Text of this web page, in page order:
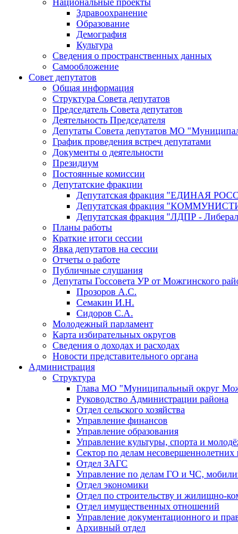
Здравоохранение
Образование
Демография
Культура
Сведения о пространственных данных
Самообложение
Совет депутатов
Общая информация
Структура Совета депутатов
Председатель Совета депутатов
Деятельность Председателя
Депутаты Совета депутатов МО
График проведения встреч депутатами
Документы о деятельности
Президиум
Постоянные комиссии
Депутатские фракции
Депутатская фракция "ЕДИНАЯ
Депутатская фракция
Депутатская фракция "ЛДПР -
Планы работы
Краткие итоги сессии
Явка депутатов на сессии
Отчеты о работе
Публичные слушания
Депутаты Госсовета УР от Можгинского
Прозоров А.С.
Семакин И.Н.
Сидоров С.А.
Молодежный парламент
Карта избирательных округов
Сведения о доходах и расходах
Новости представительного органа
Администрация
Структура
Глава МО "Муниципальный округ
Руководство Администрации района
Отдел сельского хозяйства
Управление финансов
Управление образования
Управление культуры, спорта и
Сектор по делам несовершеннолетних
Отдел ЗАГС
Управление по делам ГО и ЧС,
Отдел экономики
Отдел по строительству и жилищно-
Отдел имущественных отношений
Управление документационного и
Архивный отдел